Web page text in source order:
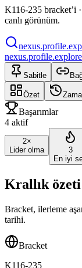
K116-235 bracket’i
canlı görünüm.
Sabitle
Özet
Başarımlar
4 aktif
2×
Lider olma
3
En iyi
Krallık özeti
Bracket, ilerleme
tarihi.
Bracket
K116-235